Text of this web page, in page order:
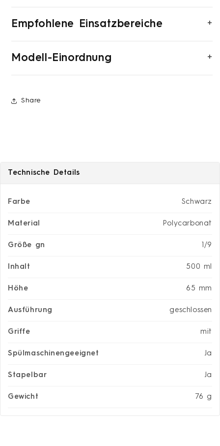
Empfohlene Einsatzbereiche +
Modell-Einordnung +
Share
Technische Details
Farbe Schwarz
Material Polycarbonat
Größe gn 1/9
Inhalt 500 ml
Höhe 65 mm
Ausführung geschlossen
Griffe mit
Spülmaschinengeeignet Ja
Stapelbar Ja
Gewicht 76 g